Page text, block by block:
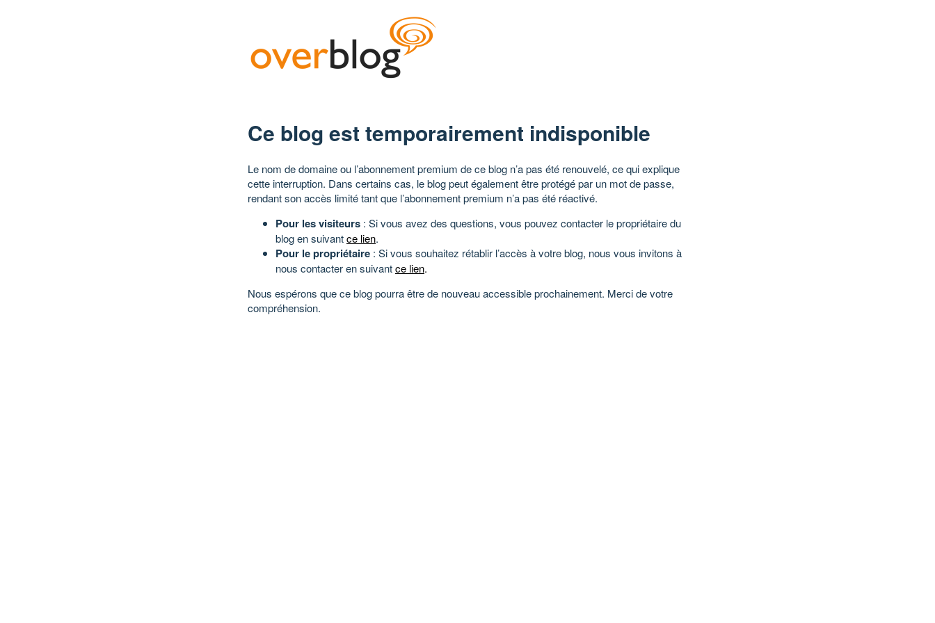
Ce blog est temporairement indisponible
Le nom de domaine ou l’abonnement premium de ce blog n’a pas été renouvelé, ce qui explique
cette interruption. Dans certains cas, le blog peut également être protégé par un mot de passe,
rendant son accès limité tant que l’abonnement premium n’a pas été réactivé.
Pour les visiteurs : Si vous avez des questions, vous pouvez contacter le propriétaire du
blog en suivantce lien.
Pour le propriétaire : Si vous souhaitez rétablir l’accès à votre blog, nous vous invitons à
nous contacter en suivantce lien.
Nous espérons que ce blog pourra être de nouveau accessible prochainement. Merci de votre
compréhension.